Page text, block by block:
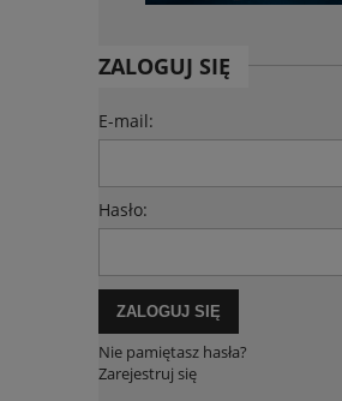
ZALOGUJ SIĘ
E-mail:
Hasło:
ZALOGUJ SIĘ
Nie pamiętasz hasła?
Zarejestruj się